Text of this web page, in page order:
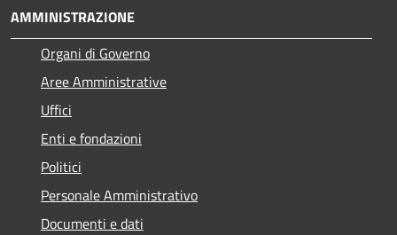
AMMINISTRAZIONE
Organi di Governo
Aree Amministrative
Uffici
Enti e fondazioni
Politici
Personale Amministrativo
Documenti e dati